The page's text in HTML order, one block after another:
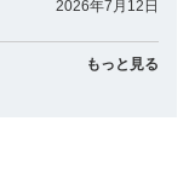
2026年7月12日
もっと見る